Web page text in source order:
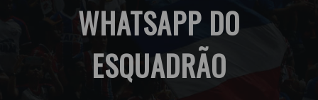
WHATSAPP DO
ESQUADRÃO